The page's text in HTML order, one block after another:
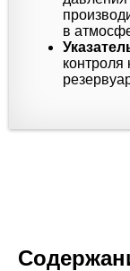
в
контроля